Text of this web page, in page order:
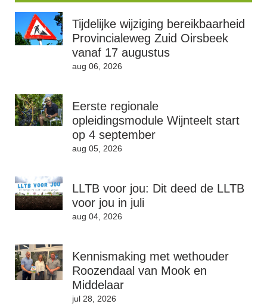
Tijdelijke wijziging bereikbaarheid
Provincialeweg Zuid Oirsbeek
vanaf 17 augustus
aug 06, 2026
Eerste regionale
opleidingsmodule Wijnteelt start
op 4 september
aug 05, 2026
LLTB voor jou: Dit deed de LLTB
voor jou in juli
aug 04, 2026
Kennismaking met wethouder
Roozendaal van Mook en
Middelaar
jul 28, 2026